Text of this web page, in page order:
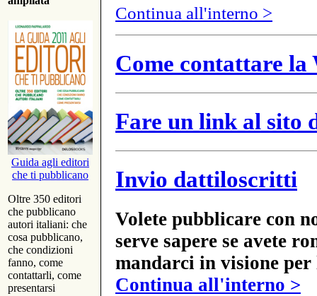
Guida agli editori
che ti pubblicano
Oltre 350 editori
che pubblicano
autori italiani: che
cosa pubblicano,
che condizioni
fanno, come
contattarli, come
presentarsi
Continua all'interno >
Come contattare
Fare un link al sito
Invio dattiloscritti
Volete pubblicare con
serve sapere se avete
mandarci in visione
Continua all'interno >